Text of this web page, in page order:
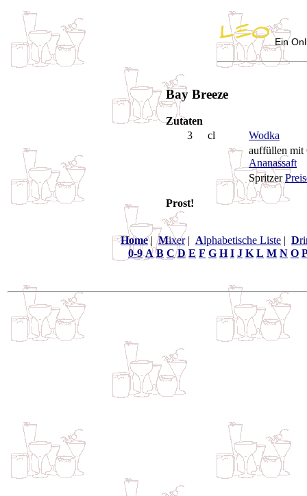
Ein
Bay Breeze
Zutaten
3
cl
Wodka
auffüllen mit
Ananassaft
Spritzer
Prost!
Home|Mixer| Alphabetische Liste | D
0-9 A B C D E F G H I J K L M N O